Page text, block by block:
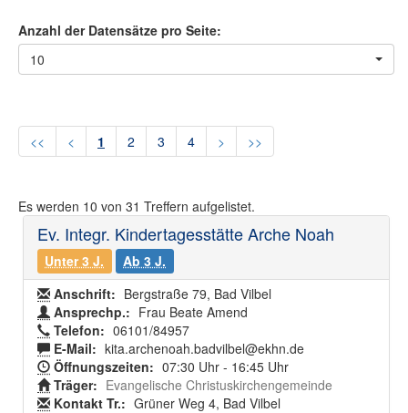
Anzahl der Datensätze pro Seite:
10
<< < 1 2 3 4 > >>
Es werden 10 von 31 Treffern aufgelistet.
Ev. Integr. Kindertagesstätte Arche Noah
Unter 3 J.
Ab 3 J.
Anschrift: Bergstraße 79, Bad Vilbel
Ansprechp.: Frau Beate Amend
Telefon: 06101/84957
E-Mail: kita.archenoah.badvilbel@ekhn.de
Öffnungszeiten: 07:30 Uhr - 16:45 Uhr
Träger: Evangelische Christuskirchengemeinde
Kontakt Tr.: Grüner Weg 4, Bad Vilbel